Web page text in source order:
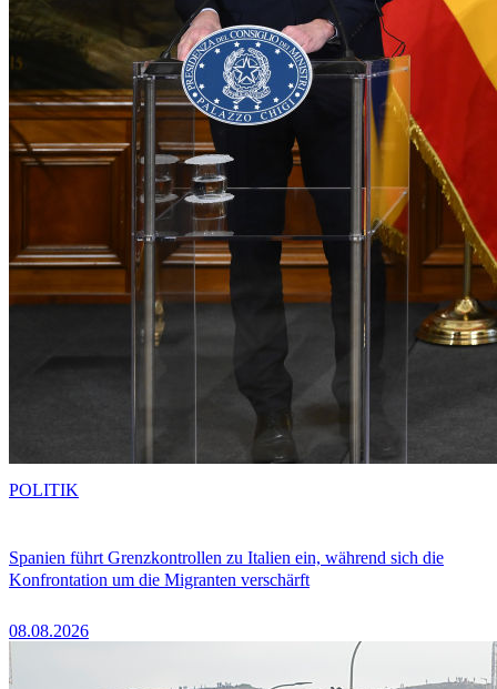
Spanien führt Grenzkontrollen zu Italien ein, während sich die
Konfrontation um die Migranten verschärft
08.08.2026
POLITIK